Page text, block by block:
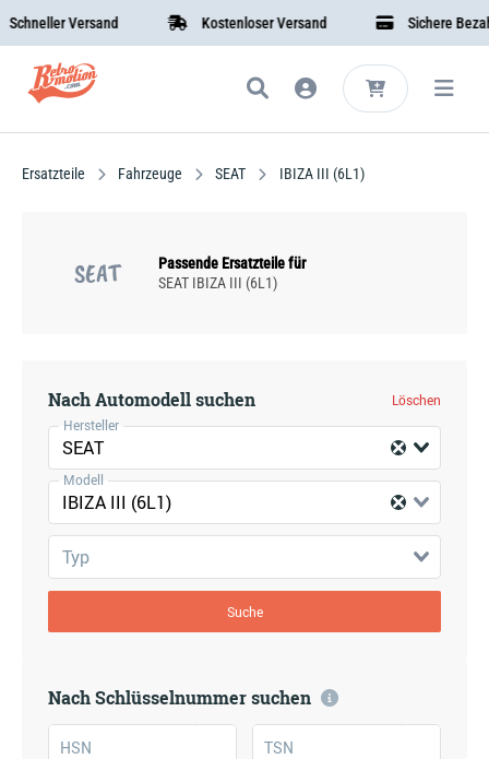
Versand Kostenloser Versand Sichere
Ersatzteile Fahrzeuge SEAT IBIZA III (6L1)
SEAT
Passende Ersatzteile für
SEAT IBIZA III (6L1)
Nach Automodell suchen
Löschen
Hersteller
SEAT
Modell
IBIZA III (6L1)
Typ
Suche
Nach Schlüsselnummer suchen
HSN TSN